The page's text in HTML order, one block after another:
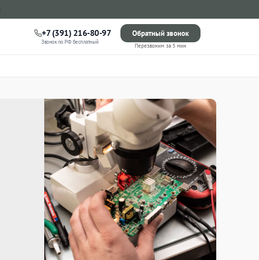
+7 (391) 216-80-97
Звонок по РФ бесплатный
Обратный звонок
Перезвоним за 5 мин